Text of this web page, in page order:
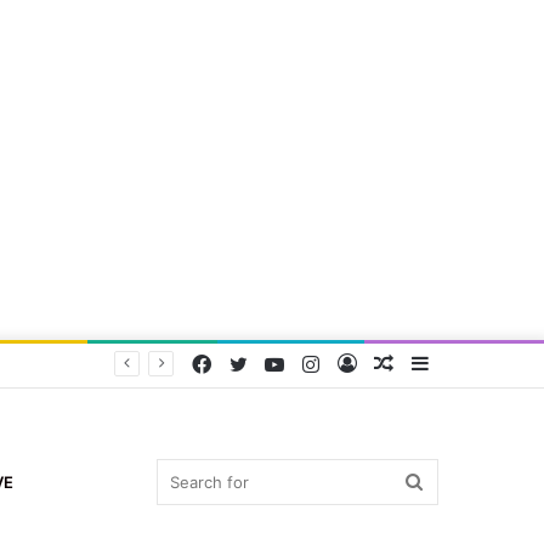
Random
Log
Instagram
YouTube
Twitter
Facebook